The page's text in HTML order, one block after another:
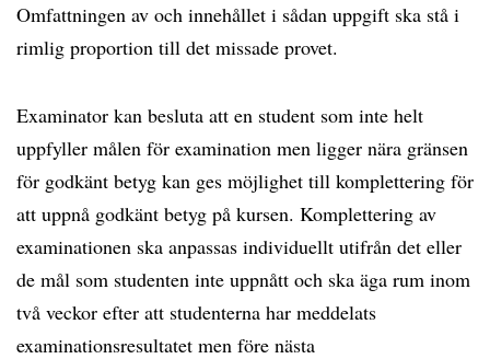
Omfattningen av och innehållet i sådan uppgift ska stå i
rimlig proportion till det missade provet.
Examinator kan besluta att en student som inte helt
uppfyller målen för examination men ligger nära gränsen
för godkänt betyg kan ges möjlighet till komplettering för
att uppnå godkänt betyg på kursen. Komplettering av
examinationen ska anpassas individuellt utifrån det eller
de mål som studenten inte uppnått och ska äga rum inom
två veckor efter att studenterna har meddelats
examinationsresultatet men före nästa